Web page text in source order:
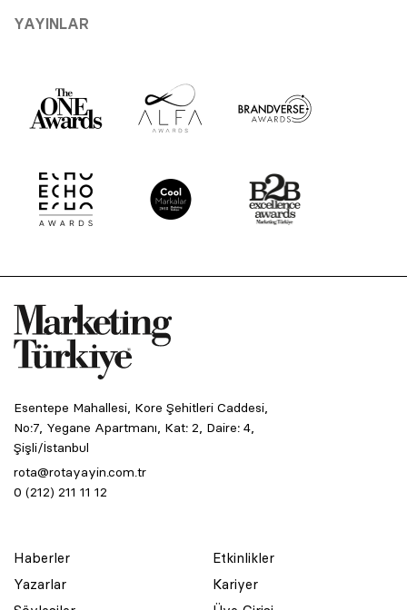
YAYINLAR
Esentepe Mahallesi, Kore Şehitleri Caddesi,
No:7, Yegane Apartmanı, Kat: 2, Daire: 4,
Şişli/İstanbul
rota@rotayayin.com.tr
0 (212) 211 11 12
Haberler
Yazarlar
Etkinlikler
Kariyer